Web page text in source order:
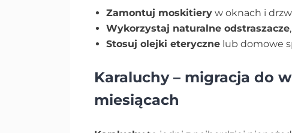
Zamontuj moskitiery w oknach i
Wykorzystaj naturalne odstraszacze
Stosuj olejki eteryczne lub domowe
Karaluchy – migracja do
miesiącach